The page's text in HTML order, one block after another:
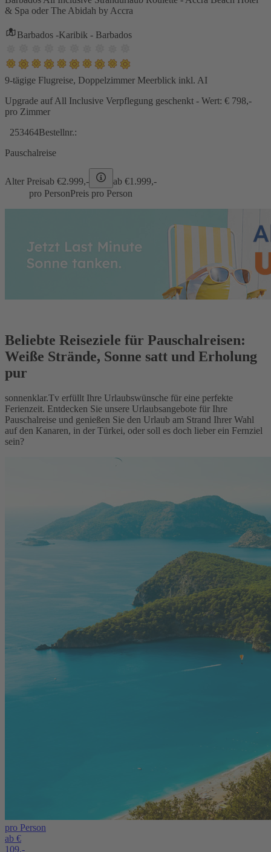
& Spa oder The Abidah by Accra
Barbados -Karibik - Barbados
9-tägige Flugreise, Doppelzimmer Meerblick inkl. AI
Upgrade auf All Inclusive Verpflegung geschenkt - Wert: € 798,-
pro Zimmer
253464Bestellnr.:
Pauschalreise
Alter Preisab €2.999,- ab €1.999,-
pro PersonPreis pro Person
Beliebte Reiseziele für Pauschalreisen:
Weiße Strände, Sonne satt und Erholung
pur
sonnenklar.Tv erfüllt Ihre Urlaubswünsche für eine perfekte
Ferienzeit. Entdecken Sie unsere Urlaubsangebote für Ihre
Pauschalreise und genießen Sie den Urlaub am Strand Ihrer Wahl
auf den Kanaren, in der Türkei, oder soll es doch lieber ein Fernziel
sein?
pro Person
ab €
109,-